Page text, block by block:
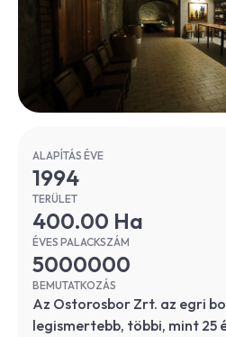
ALAPÍTÁS ÉVE
1994
TERÜLET
400.00 Ha
ÉVES PALACKSZÁM
5000000
BEMUTATKOZÁS
Az Ostorosbor Zrt. az egri
legismertebb, többi, mint 25